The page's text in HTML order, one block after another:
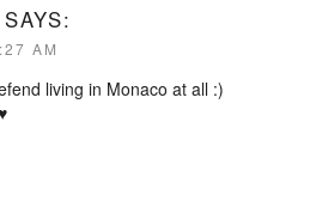
SAYS:
AM
living in Monaco at all :)